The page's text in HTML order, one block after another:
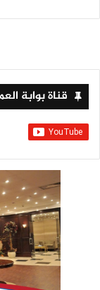
قناة بوابة